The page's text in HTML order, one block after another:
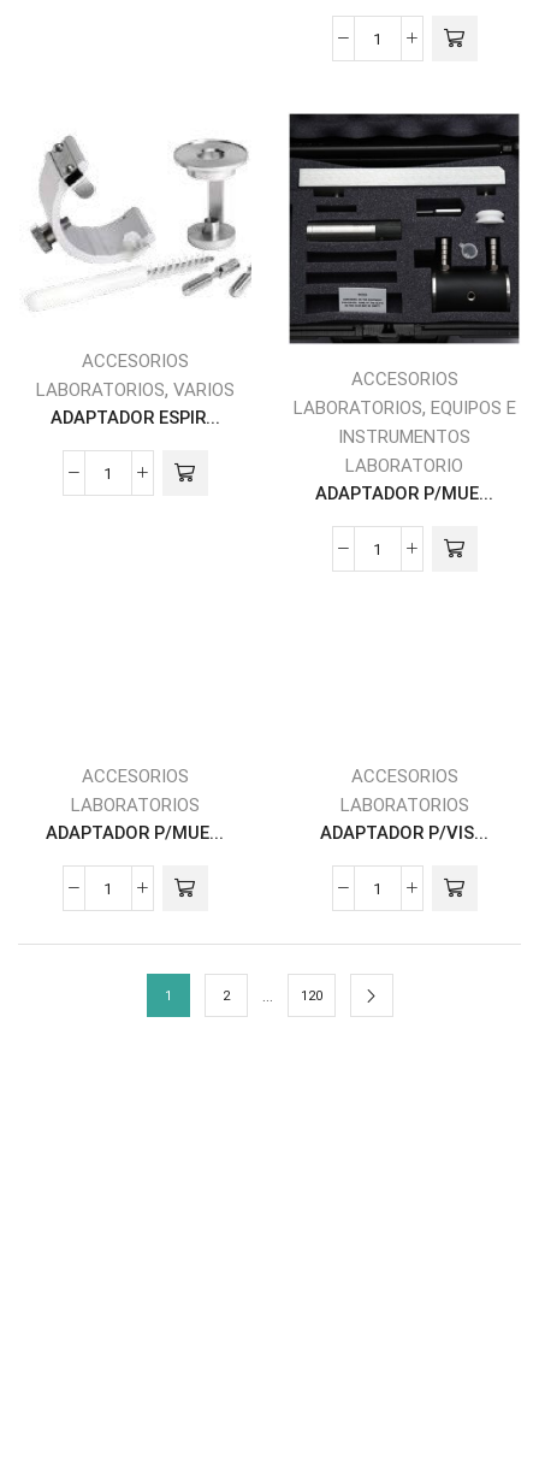
ACCESORIOS
LABORATORIOS, VARIOS
ADAPTADOR ESPIR...
ACCESORIOS
LABORATORIOS, EQUIPOS E
INSTRUMENTOS
LABORATORIO
ADAPTADOR P/MUE...
ACCESORIOS
LABORATORIOS
ADAPTADOR P/MUE...
ACCESORIOS
LABORATORIOS
ADAPTADOR P/VIS...
1 2 … 120